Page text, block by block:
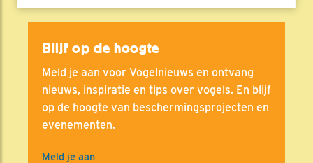
Blijf op de hoogte
Meld je aan voor Vogelnieuws en ontvang
nieuws, inspiratie en tips over vogels. En blijf
op de hoogte van beschermingsprojecten en
evenementen.
Meld je aan